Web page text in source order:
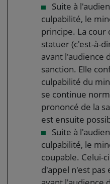
Suite à
culpabilité, le
principe. La cour
statuer (c'est-à-
avant l'audience
sanction. Elle
culpabilité du
se continue
prononcé de la
est ensuite
Suite à
culpabilité, le
coupable. Celui-
d'appel n'est